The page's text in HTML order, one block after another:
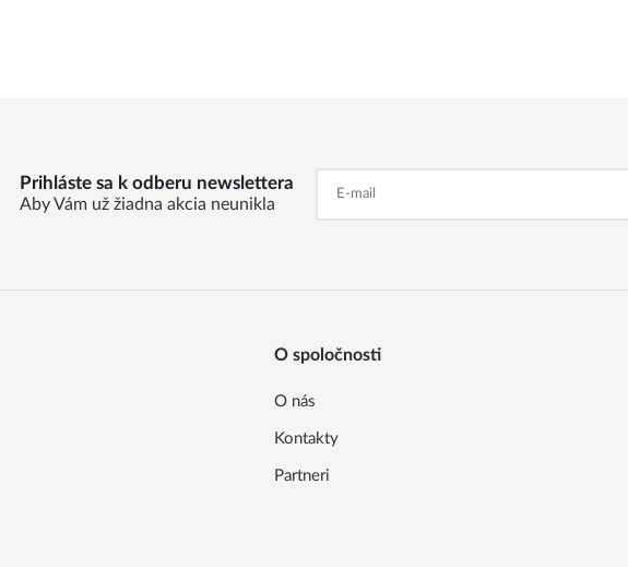
Prihláste sa k odberu newslettera
Aby Vám už žiadna akcia neunikla
O spoločnosti
O nás
Kontakty
Partneri